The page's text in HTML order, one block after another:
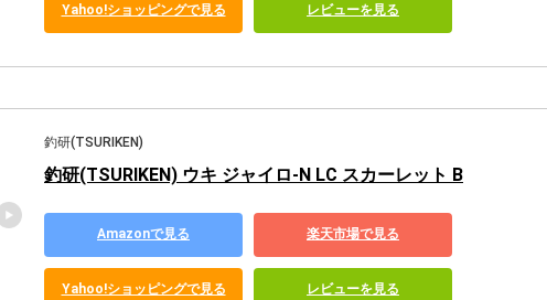
Yahoo!ショッピングで見る レビューを見る
釣研(TSURIKEN)
釣研(TSURIKEN) ウキ ジャイロ-N LC スカーレット B
Amazonで見る 楽天市場で見る
Yahoo!ショッピングで見る レビューを見る